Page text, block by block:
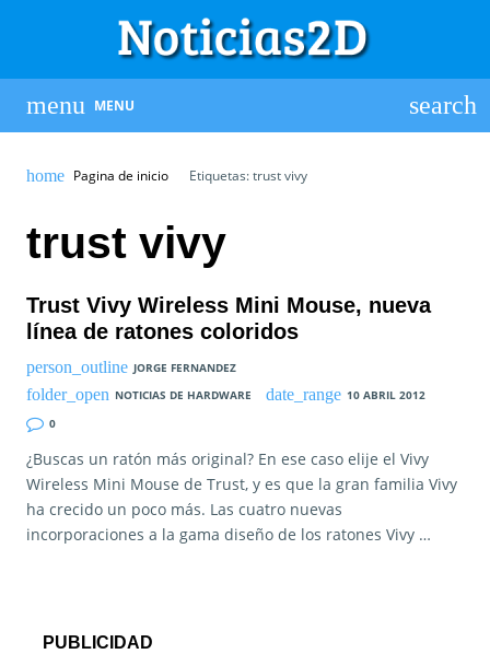
MENU
Pagina de inicio Etiquetas: trust vivy
trust vivy
Trust Vivy Wireless Mini Mouse, nueva
línea de ratones coloridos
JORGE FERNANDEZ
NOTICIAS DE HARDWARE
10 ABRIL 2012
0
¿Buscas un ratón más original? En ese caso elije el Vivy
Wireless Mini Mouse de Trust, y es que la gran familia Vivy
ha crecido un poco más. Las cuatro nuevas
incorporaciones a la gama diseño de los ratones Vivy …
PUBLICIDAD